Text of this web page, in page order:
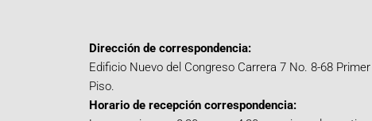
Dirección de correspondencia:
Edificio Nuevo del Congreso Carrera 7 No. 8-68 Primer
Piso.
Horario de recepción correspondencia: